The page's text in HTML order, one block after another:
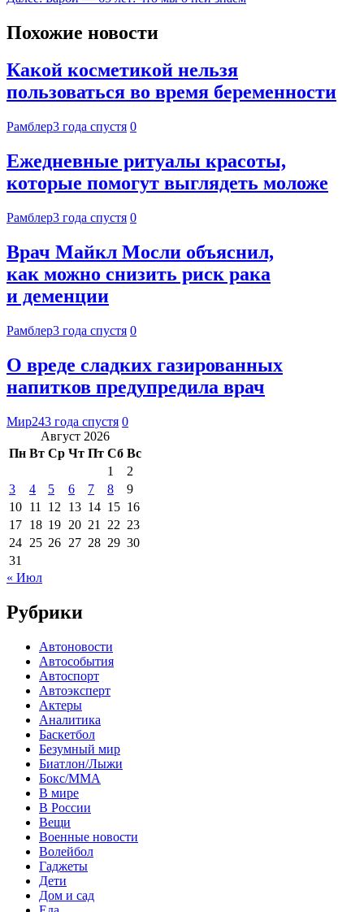
Похожие новости
Какой косметикой нельзя
пользоваться во время беременности
Рамблер3 года спустя 0
Ежедневные ритуалы красоты,
которые помогут выглядеть моложе
Рамблер3 года спустя 0
Врач Майкл Мосли объяснил,
как можно снизить риск рака
и деменции
Рамблер3 года спустя 0
О вреде сладких газированных
напитков предупредила врач
Мир243 года спустя 0
Август 2026
Пн Вт Ср Чт Пт Сб Вс
1
2
3
4 5 6 7 8
9
10 11 12 13 14 15 16
17 18 19 20 21 22 23
24 25 26 27 28 29 30
31
« Июл
Рубрики
Автоновости
Автособытия
Автоспорт
Автоэксперт
Актеры
Аналитика
Баскетбол
Безумный мир
Биатлон/Лыжи
Бокс/MMA
В мире
В России
Вещи
Военные новости
Волейбол
Гаджеты
Дети
Дом и сад